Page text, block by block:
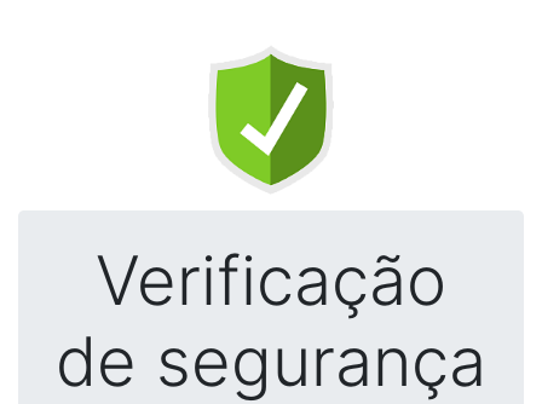
Verificação
de segurança